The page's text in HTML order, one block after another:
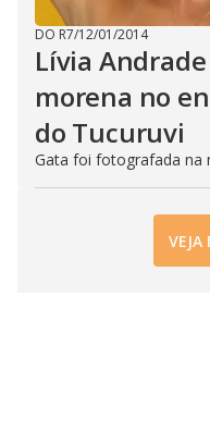
DO R7/12/01/2014
Lívia
morena no
do Tucuruvi
Gata foi fotografada na
VEJA